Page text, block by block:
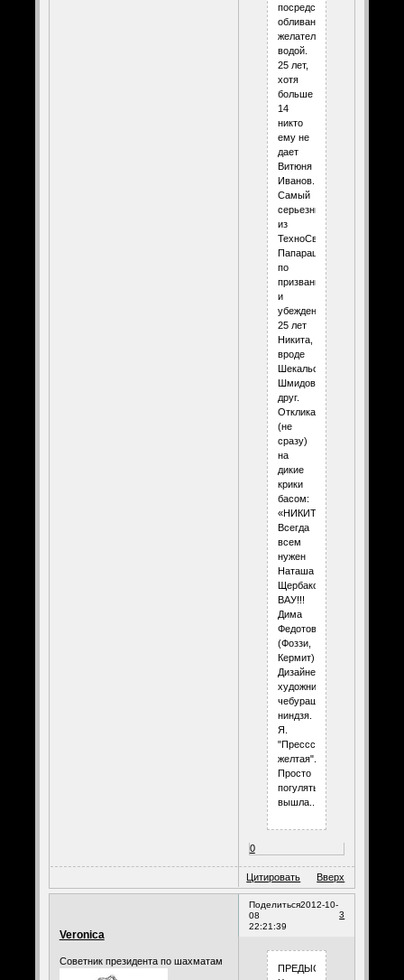
посредством
обливания,
желательно
водой.
25 лет,
хотя
больше
14
никто
ему не
дает
Витюня
Иванов.
Самый
серьезный
из
ТехноСветиков.
Папарацци
по
призванию
и
убеждению.
25 лет
Никита,
вроде
Шекальский.
Шмидов
друг.
Откликается
(не
сразу)
на
дикие
крики
басом:
«НИКИТА!!!».
Всегда
всем
нужен
Наташа
Щербакова.
ВАУ!!!
Дима
Федотов
(Фоззи,
Кермит).
Дизайнер,
художник,
чебурашка-
ниндзя.
Я.
"Прессссса...
желтая".
Просто
погулять
вышла...
0
Цитировать Вверх
Поделиться
3
2012-10-
08
22:21:39
Veronica
Советник президента по шахматам
ПРЕДЫСТОРИЯ